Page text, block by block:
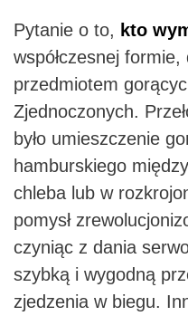
Pytanie o to, kto
współczesnej
przedmiotem
Zjednoczonych.
było umieszczenie
hamburskiego
chleba lub w
pomysł
czyniąc z dania
szybką i wygodną
zjedzenia w biegu.